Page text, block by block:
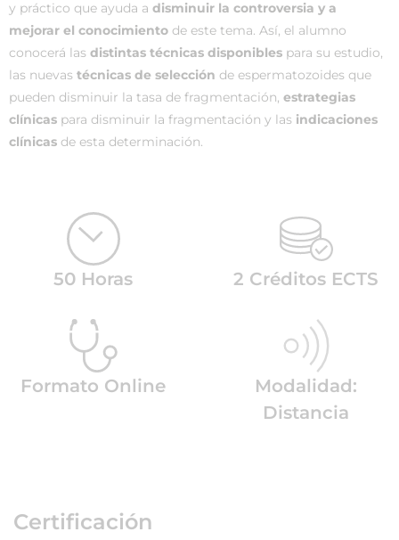
y práctico que ayuda a disminuir la controversia y a
mejorar el conocimiento de este tema. Así, el alumno
conocerá las distintas técnicas disponibles para su estudio,
las nuevas técnicas de selección de espermatozoides que
pueden disminuir la tasa de fragmentación, estrategias
clínicas para disminuir la fragmentación y las indicaciones
clínicas de esta determinación.
50 Horas 2 Créditos ECTS
Formato Online
Modalidad:
Distancia
Certificación